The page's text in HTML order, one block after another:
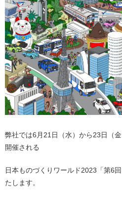
弊社では6月21日（水）から23日（
開催される
日本ものづくりワールド2023「第6
たします。